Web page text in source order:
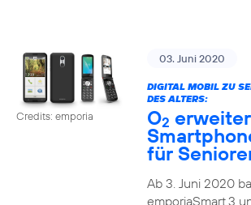
Credits: emporia
03. Juni 2020
DIGITAL MOBIL ZU
DES ALTERS:
O2
für
Ab 3. Juni 2020
emporiaSmart.3